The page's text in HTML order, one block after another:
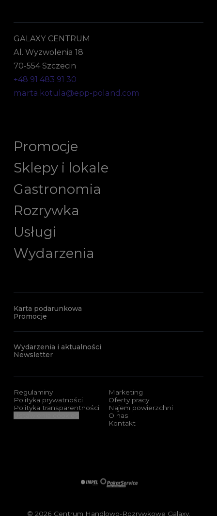
GALAXY CENTRUM
Al. Wyzwolenia 18
70-554 Szczecin
+48 91 483 91 30
marta.kotula@epp-poland.com
Promocje
Sklepy i lokale
Gastronomia
Rozrywka
Usługi
Wydarzenia
Karta podarunkowa
Promocje
Wydarzenia i aktualności
Newsletter
Regulaminy
Polityka prywatności
Polityka transparentności
Marketing
Oferty pracy
Najem powierzchni
O nas
Kontakt
© 2026 Centrum Handlowo-Rozrywkowe Galaxy.